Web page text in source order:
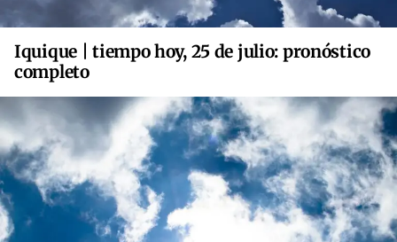
Iquique | tiempo hoy, 25 de julio: pronóstico
completo